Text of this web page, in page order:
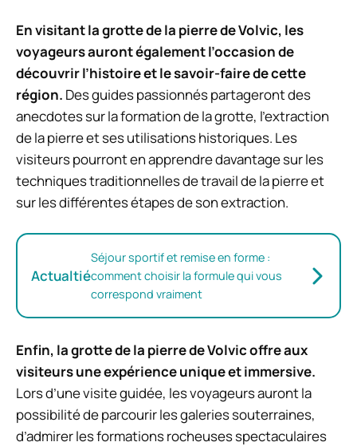
En visitant la grotte de la pierre de Volvic, les
voyageurs auront également l’occasion de
découvrir l’histoire et le savoir-faire de cette
région. Des guides passionnés partageront des
anecdotes sur la formation de la grotte, l’extraction
de la pierre et ses utilisations historiques. Les
visiteurs pourront en apprendre davantage sur les
techniques traditionnelles de travail de la pierre et
sur les différentes étapes de son extraction.
Actualtié
Séjour sportif et remise en forme :
comment choisir la formule qui vous
correspond vraiment
Enfin, la grotte de la pierre de Volvic offre aux
visiteurs une expérience unique et immersive.
Lors d’une visite guidée, les voyageurs auront la
possibilité de parcourir les galeries souterraines,
d’admirer les formations rocheuses spectaculaires